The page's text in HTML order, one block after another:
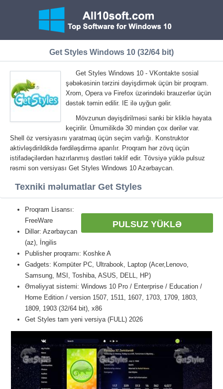
Get Styles Windows 10 (32/64 bit)
Get Styles Windows 10 - VKontakte sosial
şəbəkəsinin tərzini dəyişdirmək üçün bir proqram.
Xrom, Opera və Firefox üzərindəki brauzerlər üçün
dəstək təmin edilir. IE ilə uyğun gəlir.
Mövzunun dəyişdirilməsi sanki bir kliklə həyata
keçirilir. Ümumilikdə 30 mindən çox dərilər var.
Shell öz versiyasını yaratmaq üçün seçim varlığı. Konstruktor
aktivləşdirildikdə fərdiləşdirmə aparılır. Proqram hər zövq üçün
istifadəçilərdən hazırlanmış dəstləri təklif edir. Tövsiyə yüklə pulsuz
rəsmi son versiyası Get Styles Windows 10 Azərbaycan.
Texniki məlumatlar Get Styles
PULSUZ YÜKLƏ
Proqram Lisansı:
FreeWare
Dillər: Azərbaycan
(az), İngilis
Publisher proqramı: Koshke A
Gadgets: Kompüter PC, Ultrabook, Laptop (Acer,Lenovo,
Samsung, MSI, Toshiba, ASUS, DELL, HP)
Əməliyyat sistemi: Windows 10 Pro / Enterprise / Education /
Home Edition / version 1507, 1511, 1607, 1703, 1709, 1803,
1809, 1903 (32/64 bit), x86
Get Styles tam yeni versiya (FULL) 2026